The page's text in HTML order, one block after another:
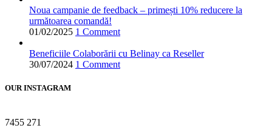
Noua campanie de feedback – primești 10% reducere la
următoarea comandă!
01/02/2025 1 Comment
Beneficiile Colaborării cu Belinay ca Reseller
30/07/2024 1 Comment
OUR INSTAGRAM
7455 271